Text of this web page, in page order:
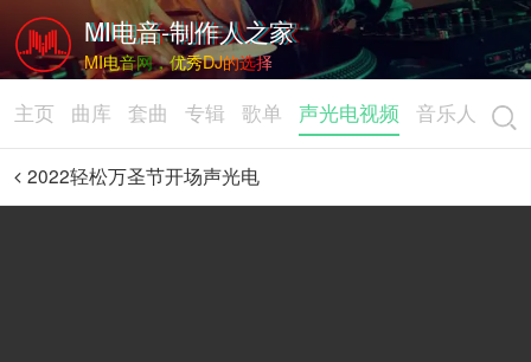
MI电音-制作人之家
MI电音网，优秀DJ的选择
主页 曲库 套曲 专辑 歌单 声光电视频 音乐人
2022轻松万圣节开场声光电